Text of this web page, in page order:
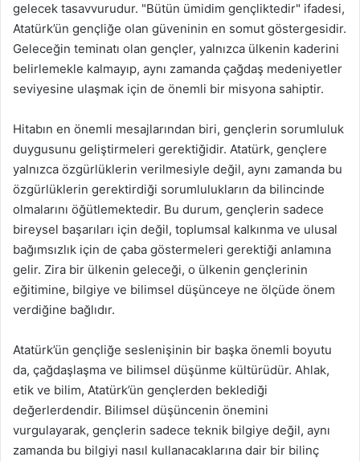
gelecek tasavvurudur. "Bütün ümidim gençliktedir" ifadesi,
Atatürk’ün gençliğe olan güveninin en somut göstergesidir.
Geleceğin teminatı olan gençler, yalnızca ülkenin kaderini
belirlemekle kalmayıp, aynı zamanda çağdaş medeniyetler
seviyesine ulaşmak için de önemli bir misyona sahiptir.
Hitabın en önemli mesajlarından biri, gençlerin sorumluluk
duygusunu geliştirmeleri gerektiğidir. Atatürk, gençlere
yalnızca özgürlüklerin verilmesiyle değil, aynı zamanda bu
özgürlüklerin gerektirdiği sorumlulukların da bilincinde
olmalarını öğütlemektedir. Bu durum, gençlerin sadece
bireysel başarıları için değil, toplumsal kalkınma ve ulusal
bağımsızlık için de çaba göstermeleri gerektiği anlamına
gelir. Zira bir ülkenin geleceği, o ülkenin gençlerinin
eğitimine, bilgiye ve bilimsel düşünceye ne ölçüde önem
verdiğine bağlıdır.
Atatürk’ün gençliğe seslenişinin bir başka önemli boyutu
da, çağdaşlaşma ve bilimsel düşünme kültürüdür. Ahlak,
etik ve bilim, Atatürk’ün gençlerden beklediği
değerlerdendir. Bilimsel düşüncenin önemini
vurgulayarak, gençlerin sadece teknik bilgiye değil, aynı
zamanda bu bilgiyi nasıl kullanacaklarına dair bir bilinç